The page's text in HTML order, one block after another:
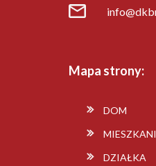
Mapa strony:
DOM
DZIAŁKA